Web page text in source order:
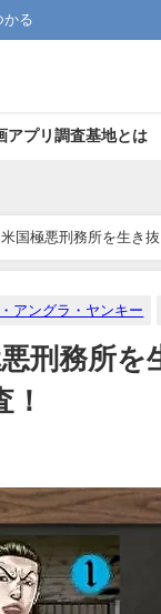
かる
アプリ調査基地とは
国極悪刑務所を生き
アングラ・ヤンキー
刑務所を